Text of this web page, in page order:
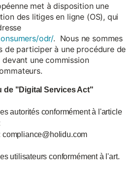
met à disposition une
des litiges en ligne (OS), qui
odr/. Nous ne sommes
de participer à une procédure de
une commission
de "Digital Services Act"
autorités conformément à l'article
utilisateurs conformément à l'art.